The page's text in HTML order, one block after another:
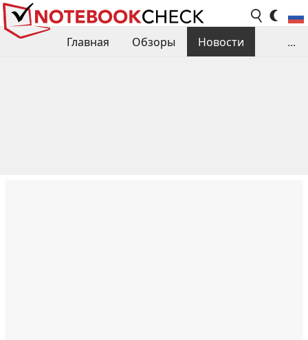
Главная Обзоры
Новости
...